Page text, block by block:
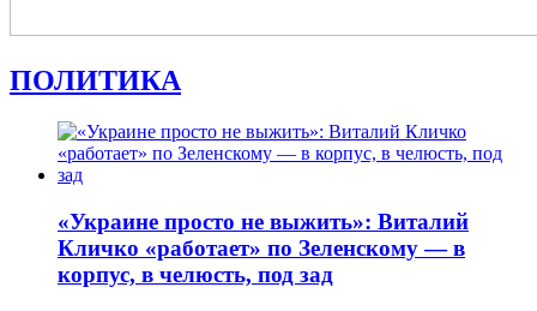
ПОЛИТИКА
«Украине просто не выжить»: Виталий
Кличко «работает» по Зеленскому — в
корпус, в челюсть, под зад